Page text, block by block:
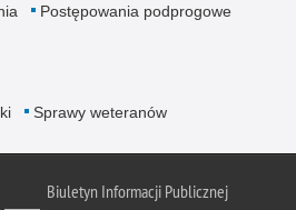
Postępowania podprogowe
Sprawy weteranów
Biuletyn Informacji Publicznej